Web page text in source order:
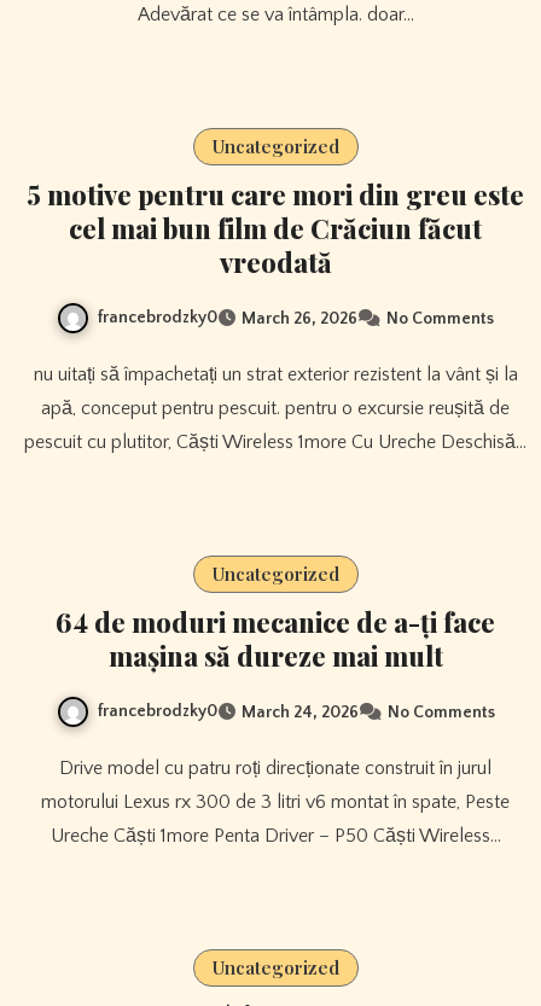
Adevărat ce se va întâmpla. doar…
Uncategorized
5 motive pentru care mori din greu este
cel mai bun film de Crăciun făcut
vreodată
francebrodzky0 March 26, 2026 No Comments
nu uitați să împachetați un strat exterior rezistent la vânt și la
apă, conceput pentru pescuit. pentru o excursie reușită de
pescuit cu plutitor, Căști Wireless 1more Cu Ureche Deschisă…
Uncategorized
64 de moduri mecanice de a-ți face
mașina să dureze mai mult
francebrodzky0 March 24, 2026 No Comments
Drive model cu patru roți direcționate construit în jurul
motorului Lexus rx 300 de 3 litri v6 montat în spate, Peste
Ureche Căști 1more Penta Driver – P50 Căști Wireless…
Uncategorized